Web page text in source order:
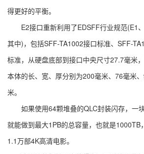
得更好的平衡。
E2接口重新利用了EDSFF行业规范(E1
其中)，包括SFF-TA1002接口标准、SFF-
标准，从硬盘底部到接口中央尺寸27.7毫米
本体的长、宽、厚分别为200毫米、76毫米
米。
如果使用64颗堆叠的QLC封装闪存，一
就能做到最大1PB的总容量，也就是1000TB
1.1万部4K高清电影。